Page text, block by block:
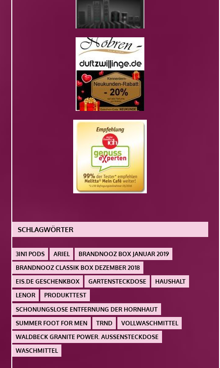
SCHLAGWÖRTER
3IN1 PODS ARIEL
BRANDNOOZ BOX JANUAR 2019
BRANDNOOZ CLASSIK BOX DEZEMBER 2018
EIS.DE GESCHENKBOX
GARTENSTECKDOSE
HAUSHALT
LENOR
PRODUKTTEST
SCHONUNGSLOSE ENTFERNUNG DER HORNHAUT
SUMMER FOOT FOR MEN
TRND
VOLLWASCHMITTEL
WALDBECK GRANITE POWER. AUSSENSTECKDOSE
WASCHMITTEL